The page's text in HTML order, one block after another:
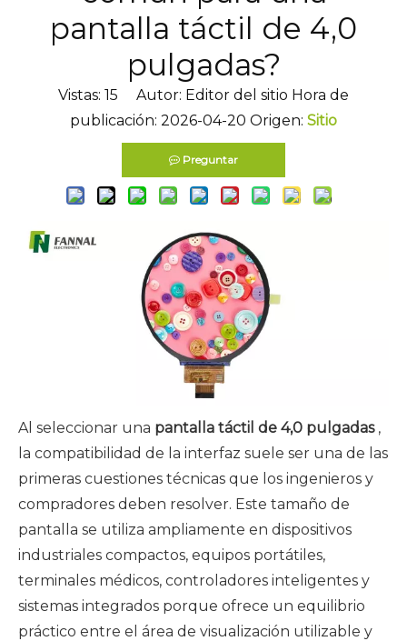
pantalla táctil de 4,0
pulgadas?
Vistas: 15 Autor: Editor del sitio Hora de
publicación: 2026-04-20 Origen: Sitio
Preguntar
Al seleccionar una pantalla táctil de 4,0 pulgadas ,
la compatibilidad de la interfaz suele ser una de las
primeras cuestiones técnicas que los ingenieros y
compradores deben resolver. Este tamaño de
pantalla se utiliza ampliamente en dispositivos
industriales compactos, equipos portátiles,
terminales médicos, controladores inteligentes y
sistemas integrados porque ofrece un equilibrio
práctico entre el área de visualización utilizable y